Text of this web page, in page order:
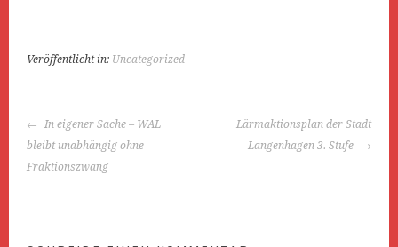
Veröffentlicht in: Uncategorized
BEITRAGS-
NAVIGATION
In eigener Sache – WAL
bleibt unabhängig ohne
Fraktionszwang
Lärmaktionsplan der Stadt
Langenhagen 3. Stufe